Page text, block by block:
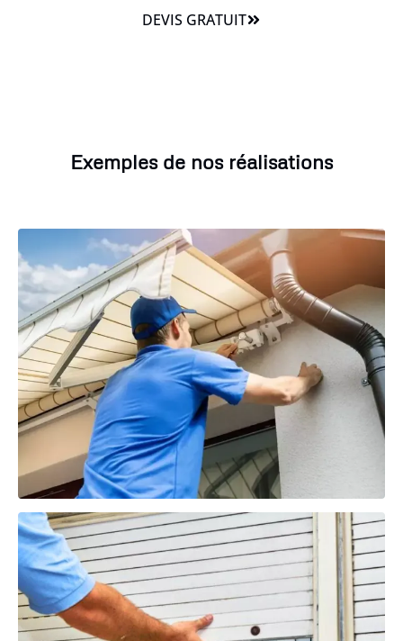
DEVIS GRATUIT
Exemples de nos réalisations